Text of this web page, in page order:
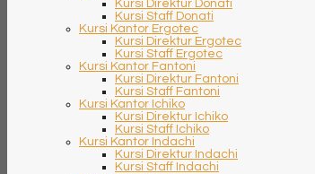
Kursi Direktur Donati
Kursi Staff Donati
Kursi Kantor Ergotec
Kursi Direktur Ergotec
Kursi Staff Ergotec
Kursi Kantor Fantoni
Kursi Direktur Fantoni
Kursi Staff Fantoni
Kursi Kantor Ichiko
Kursi Direktur Ichiko
Kursi Staff Ichiko
Kursi Kantor Indachi
Kursi Direktur Indachi
Kursi Staff Indachi